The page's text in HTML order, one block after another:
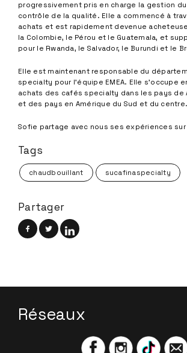
progressivement pris en charge la gestion
contrôle de la qualité. Elle a commencé à
achats et est rapidement devenue
la Colombie, le Pérou et le Guatemala, et
pour le Rwanda, le Salvador, le Burundi et le
Elle est maintenant responsable du
specialty pour l’équipe EMEA. Elle s’occupe
achats des cafés specialty dans les pays de
et des pays en Amérique du Sud et du centre.
Sofie partage avec nous ses expériences
Tags
chaudbouillant sucafinaspecialty
Partager
Réseaux